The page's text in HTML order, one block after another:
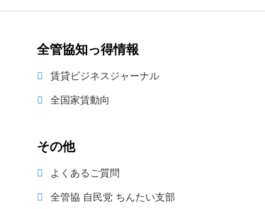
全管協知っ得情報
賃貸ビジネスジャーナル
全国家賃動向
その他
よくあるご質問
全管協 自民党 ちんたい支部